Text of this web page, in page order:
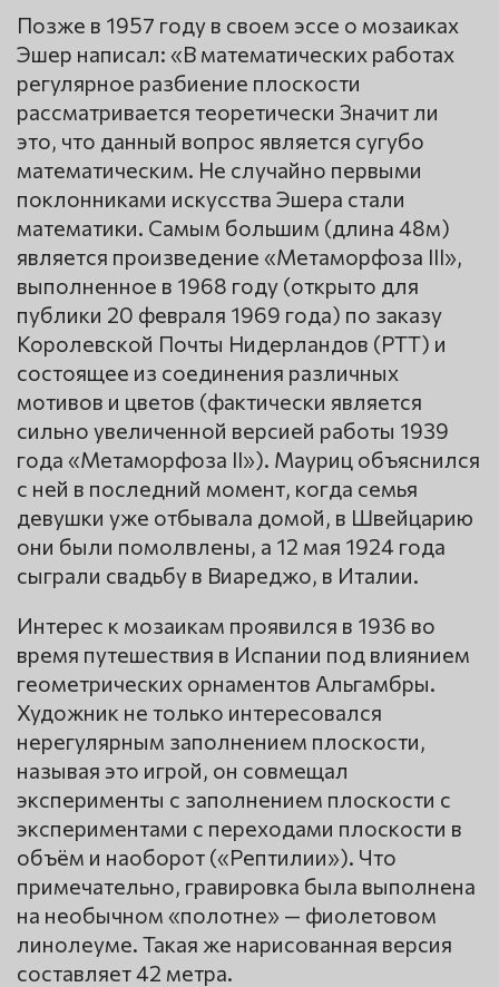
Позже в 1957 году в своем эссе о мозаиках
Эшер написал: «В математических работах
регулярное разбиение плоскости
рассматривается теоретически Значит ли
это, что данный вопрос является сугубо
математическим. Не случайно первыми
поклонниками искусства Эшера стали
математики. Самым большим (длина 48м)
является произведение «Метаморфоза III»,
выполненное в 1968 году (открыто для
публики 20 февраля 1969 года) по заказу
Королевской Почты Нидерландов (PTT) и
состоящее из соединения различных
мотивов и цветов (фактически является
сильно увеличенной версией работы 1939
года «Метаморфоза II»). Мауриц объяснился
с ней в последний момент, когда семья
девушки уже отбывала домой, в Швейцарию
они были помолвлены, а 12 мая 1924 года
сыграли свадьбу в Виареджо, в Италии.
Интерес к мозаикам проявился в 1936 во
время путешествия в Испании под влиянием
геометрических орнаментов Альгамбры.
Художник не только интересовался
нерегулярным заполнением плоскости,
называя это игрой, он совмещал
эксперименты с заполнением плоскости с
экспериментами с переходами плоскости в
объём и наоборот («Рептилии»). Что
примечательно, гравировка была выполнена
на необычном «полотне» — фиолетовом
линолеуме. Такая же нарисованная версия
составляет 42 метра.